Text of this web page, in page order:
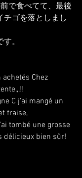
で食べてて、最後
チゴを落としまし
。
Chez
C j'ai mangé un
fraise,
tombé une grosse
délicieux bien sûr!